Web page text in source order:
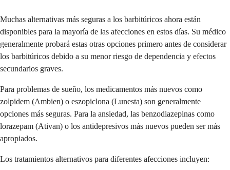
Muchas alternativas más seguras a los barbitúricos ahora están
disponibles para la mayoría de las afecciones en estos días. Su médico
generalmente probará estas otras opciones primero antes de considerar
los barbitúricos debido a su menor riesgo de dependencia y efectos
secundarios graves.
Para problemas de sueño, los medicamentos más nuevos como
zolpidem (Ambien) o eszopiclona (Lunesta) son generalmente
opciones más seguras. Para la ansiedad, las benzodiazepinas como
lorazepam (Ativan) o los antidepresivos más nuevos pueden ser más
apropiados.
Los tratamientos alternativos para diferentes afecciones incluyen: